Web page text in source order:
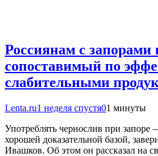
Россиянам с запорами
сопоставимый по
слабительными
Lenta.ru1 неделя спустя01 минуты
Употреблять чернослив при запоре
хорошей доказательной базой,
Ивашков. Об этом он рассказал на